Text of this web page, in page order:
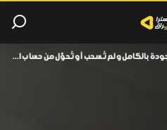
بالكامل ولم تُسحب أو تُحوّل من حساب الصندوق